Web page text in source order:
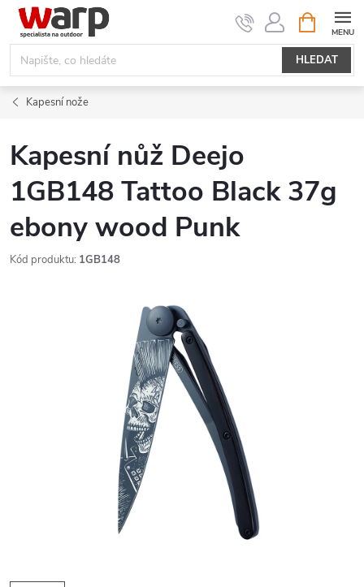
Přejít
obsah
HLEDAT
NÁKUPNÍ
KOŠÍK
Kapesní nože
Kapesní nůž Deejo
1GB148 Tattoo Black 37g
ebony wood Punk
Kód produktu: 1GB148